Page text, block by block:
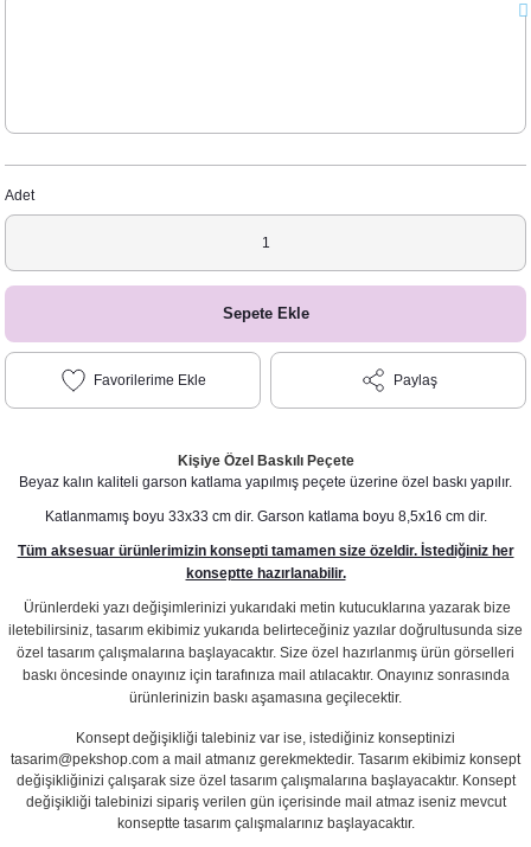
Adet
Sepete Ekle
Paylaş
Kişiye Özel Baskılı Peçete
Beyaz kalın kaliteli garson katlama yapılmış peçete üzerine özel baskı yapılır.
Katlanmamış boyu 33x33 cm dir. Garson katlama boyu 8,5x16 cm dir.
Tüm aksesuar ürünlerimizin konsepti tamamen size özeldir. İstediğiniz her
konseptte hazırlanabilir.
Ürünlerdeki yazı değişimlerinizi yukarıdaki metin kutucuklarına yazarak bize
iletebilirsiniz, tasarım ekibimiz yukarıda belirteceğiniz yazılar doğrultusunda size
özel tasarım çalışmalarına başlayacaktır. Size özel hazırlanmış ürün görselleri
baskı öncesinde onayınız için tarafınıza mail atılacaktır. Onayınız sonrasında
ürünlerinizin baskı aşamasına geçilecektir.
Konsept değişikliği talebiniz var ise, istediğiniz konseptinizi
tasarim@pekshop.com a mail atmanız gerekmektedir. Tasarım ekibimiz konsept
değişikliğinizi çalışarak size özel tasarım çalışmalarına başlayacaktır. Konsept
değişikliği talebinizi sipariş verilen gün içerisinde mail atmaz iseniz mevcut
konseptte tasarım çalışmalarınız başlayacaktır.